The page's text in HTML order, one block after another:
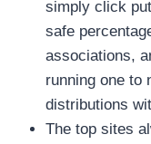
อุปกรณ์เพื่อความบันเทิ
อุปกรณ์เพื่อความบันเทิ
หูฟัง
ลำโพง
โทรทัศน์
simply click
safe
associations,
running one to
distributions
The top sites